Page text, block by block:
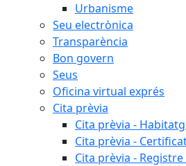
Urbanisme
Seu electrònica
Transparència
Bon govern
Seus
Oficina virtual exprés
Cita prèvia
Cita prèvia -
Cita prèvia -
Cita prèvia - Registre